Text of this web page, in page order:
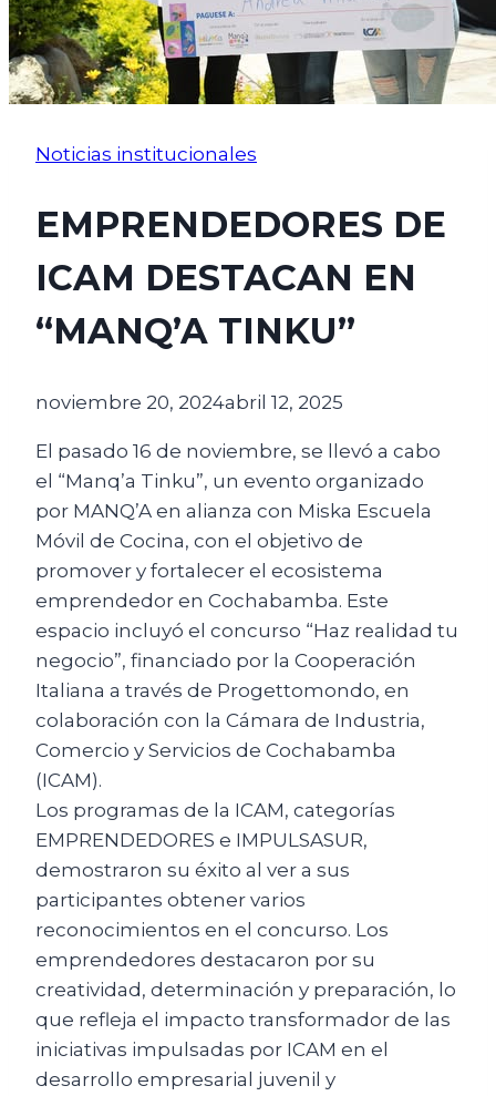
Noticias institucionales
EMPRENDEDORES DE
ICAM DESTACAN EN
“MANQ’A TINKU”
noviembre 20, 2024abril 12, 2025
El pasado 16 de noviembre, se llevó a cabo
el “Manq’a Tinku”, un evento organizado
por MANQ’A en alianza con Miska Escuela
Móvil de Cocina, con el objetivo de
promover y fortalecer el ecosistema
emprendedor en Cochabamba. Este
espacio incluyó el concurso “Haz realidad tu
negocio”, financiado por la Cooperación
Italiana a través de Progettomondo, en
colaboración con la Cámara de Industria,
Comercio y Servicios de Cochabamba
(ICAM).
Los programas de la ICAM, categorías
EMPRENDEDORES e IMPULSASUR,
demostraron su éxito al ver a sus
participantes obtener varios
reconocimientos en el concurso. Los
emprendedores destacaron por su
creatividad, determinación y preparación, lo
que refleja el impacto transformador de las
iniciativas impulsadas por ICAM en el
desarrollo empresarial juvenil y